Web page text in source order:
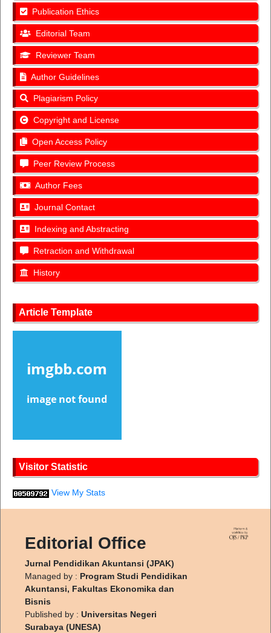
Publication Ethics
Editorial Team
Reviewer Team
Author Guidelines
Plagiarism Policy
Copyright and License
Open Access Policy
Peer Review Process
Author Fees
Journal Contact
Indexing and Abstracting
Retraction and Withdrawal
History
Article Template
Visitor Statistic
View My Stats
Editorial Office
Jurnal Pendidikan Akuntansi (JPAK)
Managed by : Program Studi Pendidikan
Akuntansi, Fakultas Ekonomika dan
Bisnis
Published by : Universitas Negeri
Surabaya (UNESA)